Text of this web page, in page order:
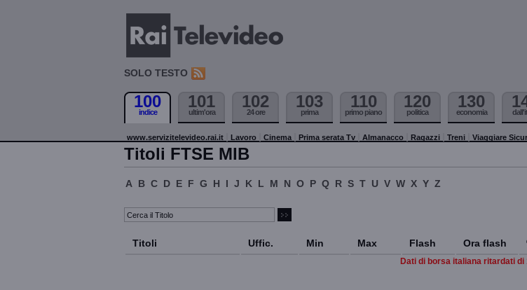
SOLO TESTO
100
indice
101
ultim'ora
102
24 ore
103
prima
110
primo piano
120
politica
130
economia
www.servizitelevideo.rai.it Lavoro Cinema Prima serata Tv Almanacco Ragazzi Treni Viaggiare
Titoli FTSE MIB
A B C D E F G H I J K L M N O P Q R S T U V W X Y Z
Titoli Uffic. Min Max Flash Ora flash
Dati di borsa italiana ritardati di